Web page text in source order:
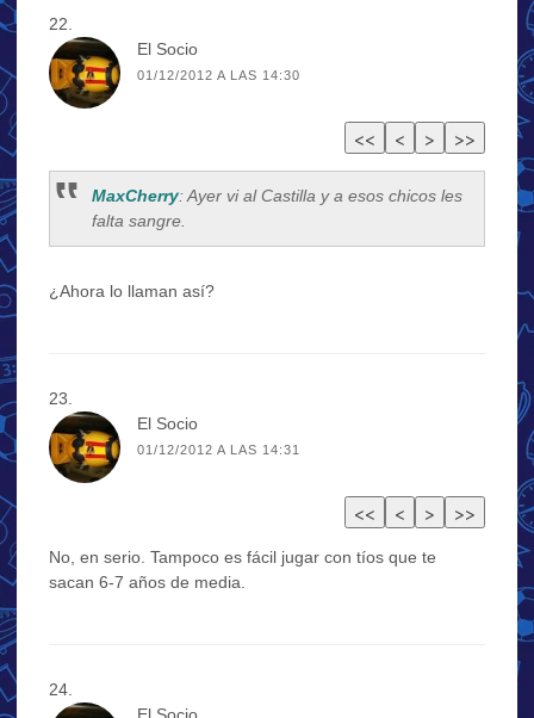
El Socio
01/12/2012 A LAS 14:30
MaxCherry: Ayer vi al Castilla y a esos chicos les
falta sangre.
¿Ahora lo llaman así?
El Socio
01/12/2012 A LAS 14:31
No, en serio. Tampoco es fácil jugar con tíos que te
sacan 6-7 años de media.